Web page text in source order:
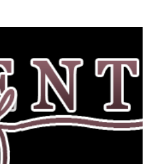
★ ★ ★ ★ Sapete il mio
stranamente mi è piaciuto
la sua crescita, il suo
Wilson che cresce piano piano.
Unravel me ,
Ho già scritto una recensi...